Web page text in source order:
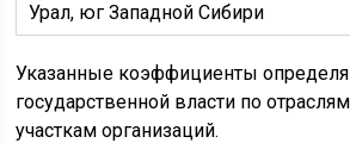
Урал, юг Западной Сибири
Указанные коэффициенты
государственной власти по
участкам организаций.